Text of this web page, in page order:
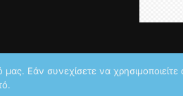
Εάν συνεχίσετε να